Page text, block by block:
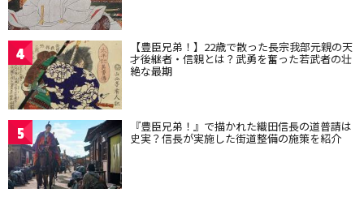
4 【豊臣兄弟！】22歳で散った長宗我部元親の天
才後継者・信親とは？武勇を奮った若武者の壮
絶な最期
5 『豊臣兄弟！』で描かれた織田信長の道普請は
史実？信長が実施した街道整備の施策を紹介